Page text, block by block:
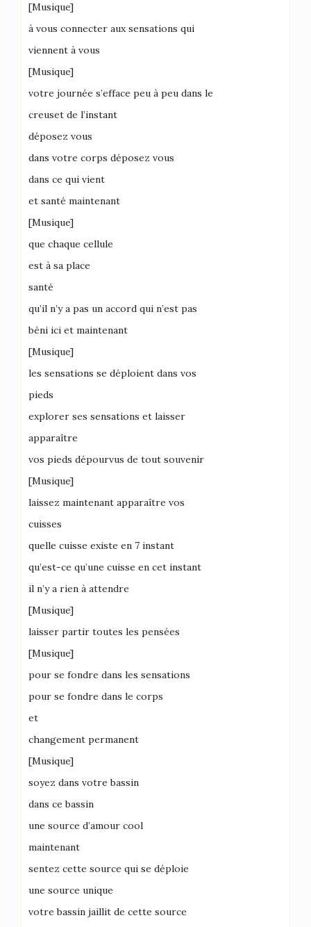
[Musique]
à vous connecter aux sensations qui
viennent à vous
[Musique]
votre journée s’efface peu à peu dans le
creuset de l’instant
déposez vous
dans votre corps déposez vous
dans ce qui vient
et santé maintenant
[Musique]
que chaque cellule
est à sa place
santé
qu’il n’y a pas un accord qui n’est pas
béni ici et maintenant
[Musique]
les sensations se déploient dans vos
pieds
explorer ses sensations et laisser
apparaître
vos pieds dépourvus de tout souvenir
[Musique]
laissez maintenant apparaître vos
cuisses
quelle cuisse existe en 7 instant
qu’est-ce qu’une cuisse en cet instant
il n’y a rien à attendre
[Musique]
laisser partir toutes les pensées
[Musique]
pour se fondre dans les sensations
pour se fondre dans le corps
et
changement permanent
[Musique]
soyez dans votre bassin
dans ce bassin
une source d’amour cool
maintenant
sentez cette source qui se déploie
une source unique
votre bassin jaillit de cette source